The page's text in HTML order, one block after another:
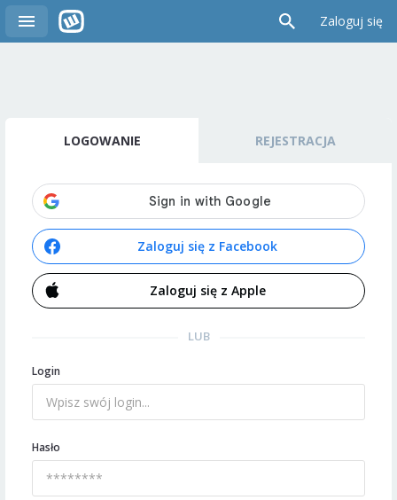
Zaloguj się
LOGOWANIE REJESTRACJA
Zaloguj się z Facebook
Zaloguj się z Apple
LUB
Login
Hasło